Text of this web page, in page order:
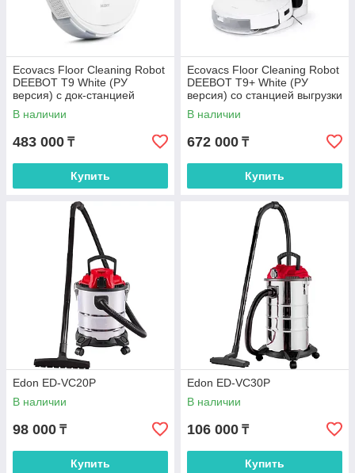
Ecovacs Floor Cleaning Robot
DEEBOT T9 White (РУ
версия) c док-станцией
модели CH1822
В наличии
483 000 ₸
Купить
Ecovacs Floor Cleaning Robot
DEEBOT T9+ White (РУ
версия) со станцией выгрузки
мусора модели CH1918
В наличии
672 000 ₸
Купить
Edon ED-VC20P
В наличии
98 000 ₸
Купить
Edon ED-VC30P
В наличии
106 000 ₸
Купить